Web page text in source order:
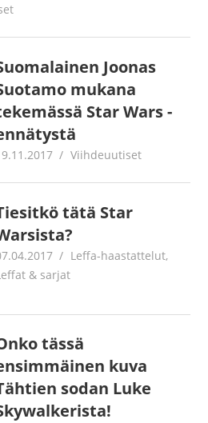
Joonas
mukana
Star Wars -
Juha Kaunisto
Viihdeuutiset
tätä Star
Jouni Hirn
Leffa-haastattelut,
& sarjat
tässä
kuva
sodan Luke